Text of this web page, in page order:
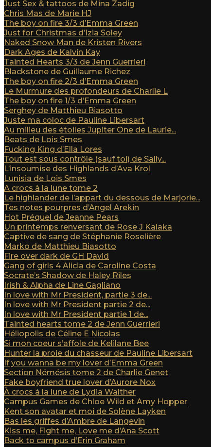
Just Sex & tattoos de Mina Zadig
Chris Mas de Marie HJ
The boy on fire 3/3 d’Emma Green
Just for Christmas d’Izia Soley
Naked Snow Man de Kristen Rivers
Dark Ages de Kalvin Kay
Tainted Hearts 3/3 de Jenn Guerrieri
Blackstone de Guillaume Richez
The boy on fire 2/3 d’Emma Green
Le Murmure des profondeurs de Charlie L
The boy on fire 1/3 d’Emma Green
Serghey de Matthieu Biasotto
Juste ma coloc de Pauline Libersart
Au milieu des étoiles Jupiter One de Laurie...
Beats de Lois Smes
Fucking King d’Ella Lores
Tout est sous contrôle (sauf toi) de Sally...
L’insoumise des Highlands d’Ava Krol
Lunisia de Lois Smes
A crocs à la lune tome 2
Le highlander de l’appart du dessous de Marjorie...
Tes notes pourpres d’Angel Arekin
Hot Préquel de Jeanne Pears
Un printemps renversant de Rose J Kalaka
Captive de sang de Stéphanie Roselière
Marko de Matthieu Biasotto
Fire over dark de GH David
Gang of girls 4 Alicia de Caroline Costa
Socrate’s Shadow de Haley Riles
Irish & Alpha de Line Gagliano
In love with Mr President, partie 3 de...
In love with Mr President partie 2 de...
In love with Mr President partie 1 de...
Tainted hearts tome 2 de Jenn Guerrieri
Héliopolis de Céline E Nicolas
Si mon coeur s’affole de Kelilane Bee
Hunter la proie du chasseur de Pauline Libersart
If you wanna be my lover d’Emma Green
Section Némésis tome 2 de Charlie Genet
Fake boyfriend true lover d’Aurore Nox
À crocs à la lune de Lydia Walther
Campus Games de Chloe Wild et Amy Hopper
Kent son avatar et moi de Solène Layken
Bas les griffes d’Ambre de Langevin
Kiss me, Fight me, Love me d’Ana Scott
Back to campus d’Erin Graham